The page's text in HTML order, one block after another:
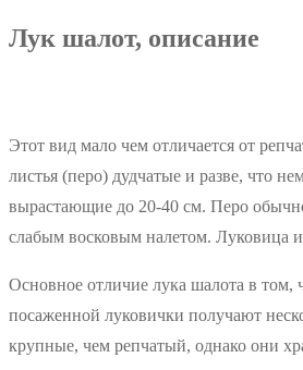
Лук шалот, описание
Этот вид мало чем отличается от
листья (перо) дудчатые и разве, что
вырастающие до 20-40 см. Перо
слабым восковым налетом. Луковица
Основное отличие лука шалота в том,
посаженной луковички получают
крупные, чем репчатый, однако они